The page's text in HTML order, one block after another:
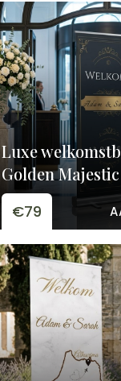
Luxe
Golden
€79